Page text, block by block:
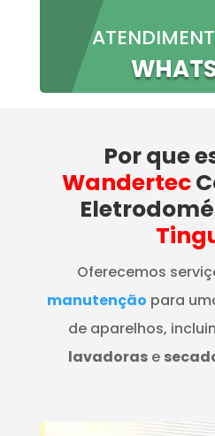
Por que
Wandertec
Oferecemos
manutenção para
de aparelhos,
lavadoras e